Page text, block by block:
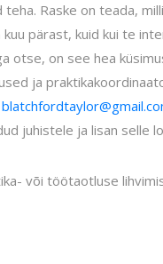
Raske on teada,
kuu pärast, kuid kui te
otse, on see hea
ja
juhistele ja lisan selle
või töötaotluse